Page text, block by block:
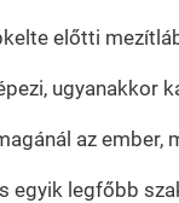
előtti
ugyanakkor
az ember,
egyik legfőbb